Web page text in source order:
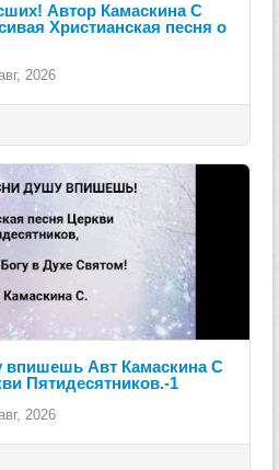
Автор Камаскина С
Христианская песня о
2026
впишешь Авт Камаскина С
Пятидесятников.-1
2026